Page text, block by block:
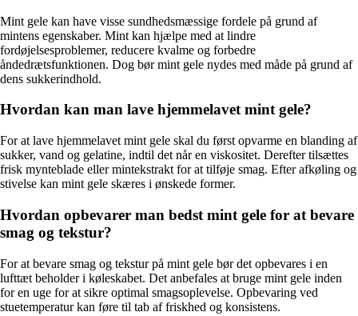
Mint gele kan have visse sundhedsmæssige fordele på grund af
mintens egenskaber. Mint kan hjælpe med at lindre
fordøjelsesproblemer, reducere kvalme og forbedre
åndedrætsfunktionen. Dog bør mint gele nydes med måde på grund af
dens sukkerindhold.
Hvordan kan man lave hjemmelavet mint gele?
For at lave hjemmelavet mint gele skal du først opvarme en blanding af
sukker, vand og gelatine, indtil det når en viskositet. Derefter tilsættes
frisk mynteblade eller mintekstrakt for at tilføje smag. Efter afkøling og
stivelse kan mint gele skæres i ønskede former.
Hvordan opbevarer man bedst mint gele for at bevare
smag og tekstur?
For at bevare smag og tekstur på mint gele bør det opbevares i en
lufttæt beholder i køleskabet. Det anbefales at bruge mint gele inden
for en uge for at sikre optimal smagsoplevelse. Opbevaring ved
stuetemperatur kan føre til tab af friskhed og konsistens.